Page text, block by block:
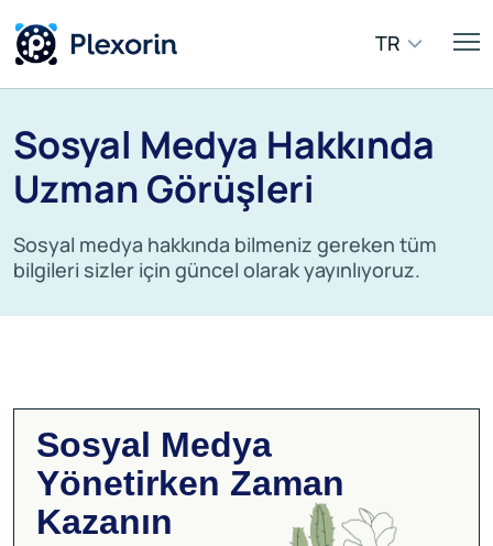
TR
Sosyal Medya Hakkında
Uzman Görüşleri
Sosyal medya hakkında bilmeniz gereken tüm
bilgileri sizler için güncel olarak yayınlıyoruz.
Sosyal Medya
Yönetirken Zaman
Kazanın